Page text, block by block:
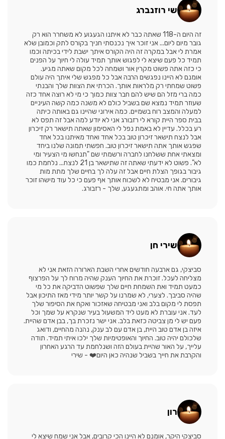
שי רוזנברג
זה היום ה-118 שאתה כבר לא איתנו הגעגוע לא משחרר הוא רק
גובר מיום ליום... אני זוכר איך נכנסתי חניך בקורס לתק וכמובן שלא
אמרת לי אבל במקרה זה היה הקורס איתך ישבת לידי בכיתה וכמו
תמיד כל פעם שיצא לי לפגוש אותך תמיד עולה לי חיוך על הפנים
כי כזה אתה פשוט מקרין אור ושמחה לכל מקום שאתה מגיע.
אומנם לא היינו נפגשים הרבה אבל כל מפגש שלי איתך היה עולם
פשוט שמחתי רק מלראות אותך. הכרתי את הצוות שלך והבנתי
כמה ברי מזל הם שיש להם חבר צוות כמוך כי מי לא רוצה אחד כזה
שעוזר תמיד נמצא שם בשביל כולם לא משנה כמה קשה העיניים
למעלה והמצב רוח בשמיים. כמה אירוני שהיינו גם באותה כיתה
בבית ספר היית קורא לי רזבורג אני לא יודע למה אבל זה תפס לא
רע בכלל. עדיין לא באמת נפל לי האסימון שאתה תישאר רק זיכרון
אבל לנצח תישאר זיכרון טוב בכל אחד ואחד מאיתנו בכל אחד
שפגש אותך אתה תישאר זיכרון טוב. חפשתי תמונה שלנו ביחד
ומצאתי אחת ששלחנו לחברה ורשמתי שם "תנחשו מי הצעיר ומי
לא". פשוט לא ידעתי שאתה זה שתישאר בן 21 לנצח... נלחמת כמו
גיבור בגופך הצלת חיים אבל זה עלה לך בחיים שלך מתת מות
גיבורים. אני מבטיח לא לשכוח אותך אף פעם כי כל עוד מישהו זוכר
אותך אתה חי. אוהב ומתגעגע, שלך - רזבורג.
שירי חן
סביצקי, גם ארבעה חודשים אחרי השבת הארורה הזאת אני לא
מצליחה לעכל. זוכרת את החיוך הענק שהיה מרוח לך על הפרצוף
כמעט תמיד ואת השמחת חיים שלך שפשוט הדביקה את כל מי
שהיה סביבך. לצערי, לא שמרנו על קשר יותר מידי מאז התיכון אבל
תפסת לי מקום בלב ואני מבטיחה שאזכור ואקח את הסיפור שלך
לעד. אני עוברת לא מעט ליד המשעול בעיר שנקרא על שמך וכל
פעם יש לי מן צביטה כזאת בלב. אני ישר נזכרת בך, בבן אדם שהיית.
איזה בן אדם טוב היית, בן אדם עם לב ענק, נהנה מהחיים, ודואג
שלכולם יהיה טוב. החיוך והאופטימיות שלך ילכו איתי תמיד. תודה
עלייך, על האור שהיית בעולם הזה ושנלחמת עד הרגע האחרון
והקרבת את חייך בשביל שנהיה כאן היום❤️ - שירי
רון
סביצקי היקר, אומנם לא היינו הכי קרובים, אבל אני שמח שיצא לי